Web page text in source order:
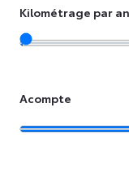
Kilométrage par an
Acompte